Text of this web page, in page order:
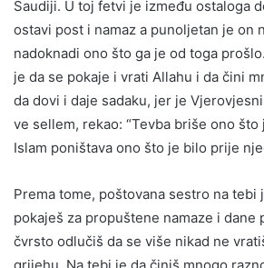
Saudiji. U toj fetvi je između ostaloga
ostavi post i namaz a punoljetan je on
nadoknadi ono što ga je od toga
je da se pokaje i vrati Allahu i da čini
da dovi i daje sadaku, jer je
ve sellem, rekao: “Tevba briše ono
Islam poništava ono što je bilo prije
Prema tome, poštovana sestro na tebi
pokaješ za propuštene namaze i dane
čvrsto odlučiš da se više nikad ne